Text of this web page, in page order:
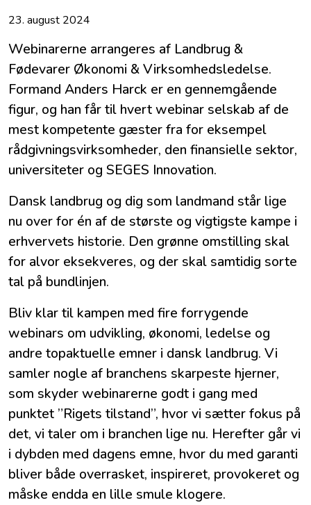
23. august 2024
Webinarerne arrangeres af Landbrug &
Fødevarer Økonomi & Virksomhedsledelse.
Formand Anders Harck er en gennemgående
figur, og han får til hvert webinar selskab af de
mest kompetente gæster fra for eksempel
rådgivningsvirksomheder, den finansielle sektor,
universiteter og SEGES Innovation.
Dansk landbrug og dig som landmand står lige
nu over for én af de største og vigtigste kampe i
erhvervets historie. Den grønne omstilling skal
for alvor eksekveres, og der skal samtidig sorte
tal på bundlinjen.
Bliv klar til kampen med fire forrygende
webinars om udvikling, økonomi, ledelse og
andre topaktuelle emner i dansk landbrug. Vi
samler nogle af branchens skarpeste hjerner,
som skyder webinarerne godt i gang med
punktet ”Rigets tilstand”, hvor vi sætter fokus på
det, vi taler om i branchen lige nu. Herefter går vi
i dybden med dagens emne, hvor du med garanti
bliver både overrasket, inspireret, provokeret og
måske endda en lille smule klogere.